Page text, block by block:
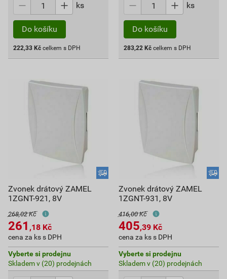
ks
Do košíku
222,33 Kč celkem s DPH
ks
Do košíku
283,22 Kč celkem s DPH
Zvonek drátový ZAMEL
1ZGNT-921, 8V
268,02 Kč
261 ,18 Kč
cena za ks s DPH
Vyberte si prodejnu
Skladem v (20) prodejnách
Zvonek drátový ZAMEL
1ZGNT-931, 8V
416,00 Kč
405,39 Kč
cena za ks s DPH
Vyberte si prodejnu
Skladem v (20) prodejnách